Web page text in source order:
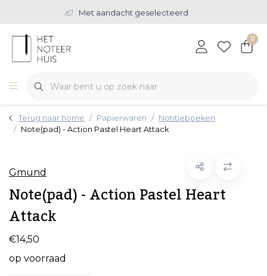
Met aandacht geselecteerd
0
Terug naar home Papierwaren
Notitieboeken
Note(pad) - Action Pastel Heart Attack
Gmund
Note(pad) - Action Pastel Heart
Attack
€14,50
op voorraad